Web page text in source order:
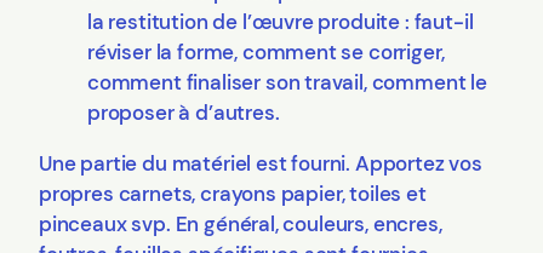
la restitution de l’œuvre produite : faut-il
réviser la forme, comment se corriger,
comment finaliser son travail, comment le
proposer à d’autres.
Une partie du matériel est fourni. Apportez vos
propres carnets, crayons papier, toiles et
pinceaux svp. En général, couleurs, encres,